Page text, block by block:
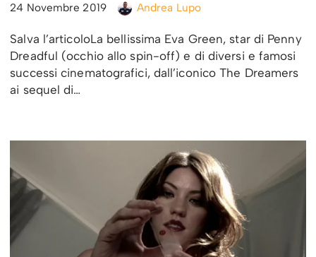
24 Novembre 2019 Andrea Lupo
Salva l’articoloLa bellissima Eva Green, star di Penny
Dreadful (occhio allo spin-off) e di diversi e famosi
successi cinematografici, dall’iconico The Dreamers
ai sequel di…